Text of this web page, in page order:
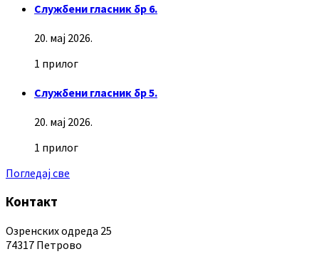
Службени гласник бр 6.
20. мај 2026.
1 прилог
Службени гласник бр 5.
20. мај 2026.
1 прилог
Погледај све
Контакт
Озренских одреда 25
74317 Петрово